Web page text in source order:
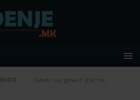
Тикет на денот (петок,